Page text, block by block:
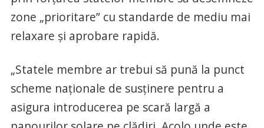
zone „prioritare” cu standarde de mediu mai
relaxare şi aprobare rapidă.
„Statele membre ar trebui să pună la punct
scheme naţionale de susţinere pentru a
asigura introducerea pe scară largă a